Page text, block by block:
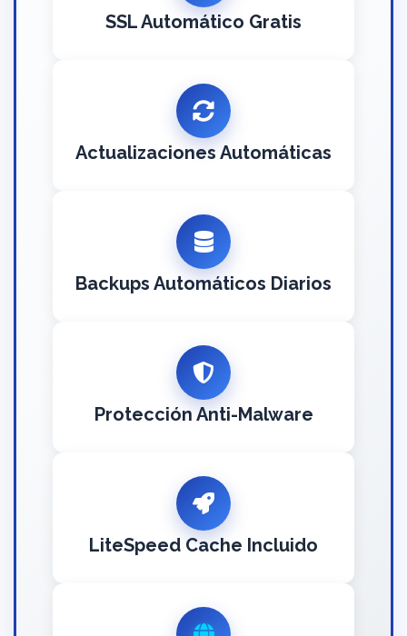
SSL Automático Gratis
Actualizaciones Automáticas
Backups Automáticos Diarios
Protección Anti-Malware
LiteSpeed Cache Incluido